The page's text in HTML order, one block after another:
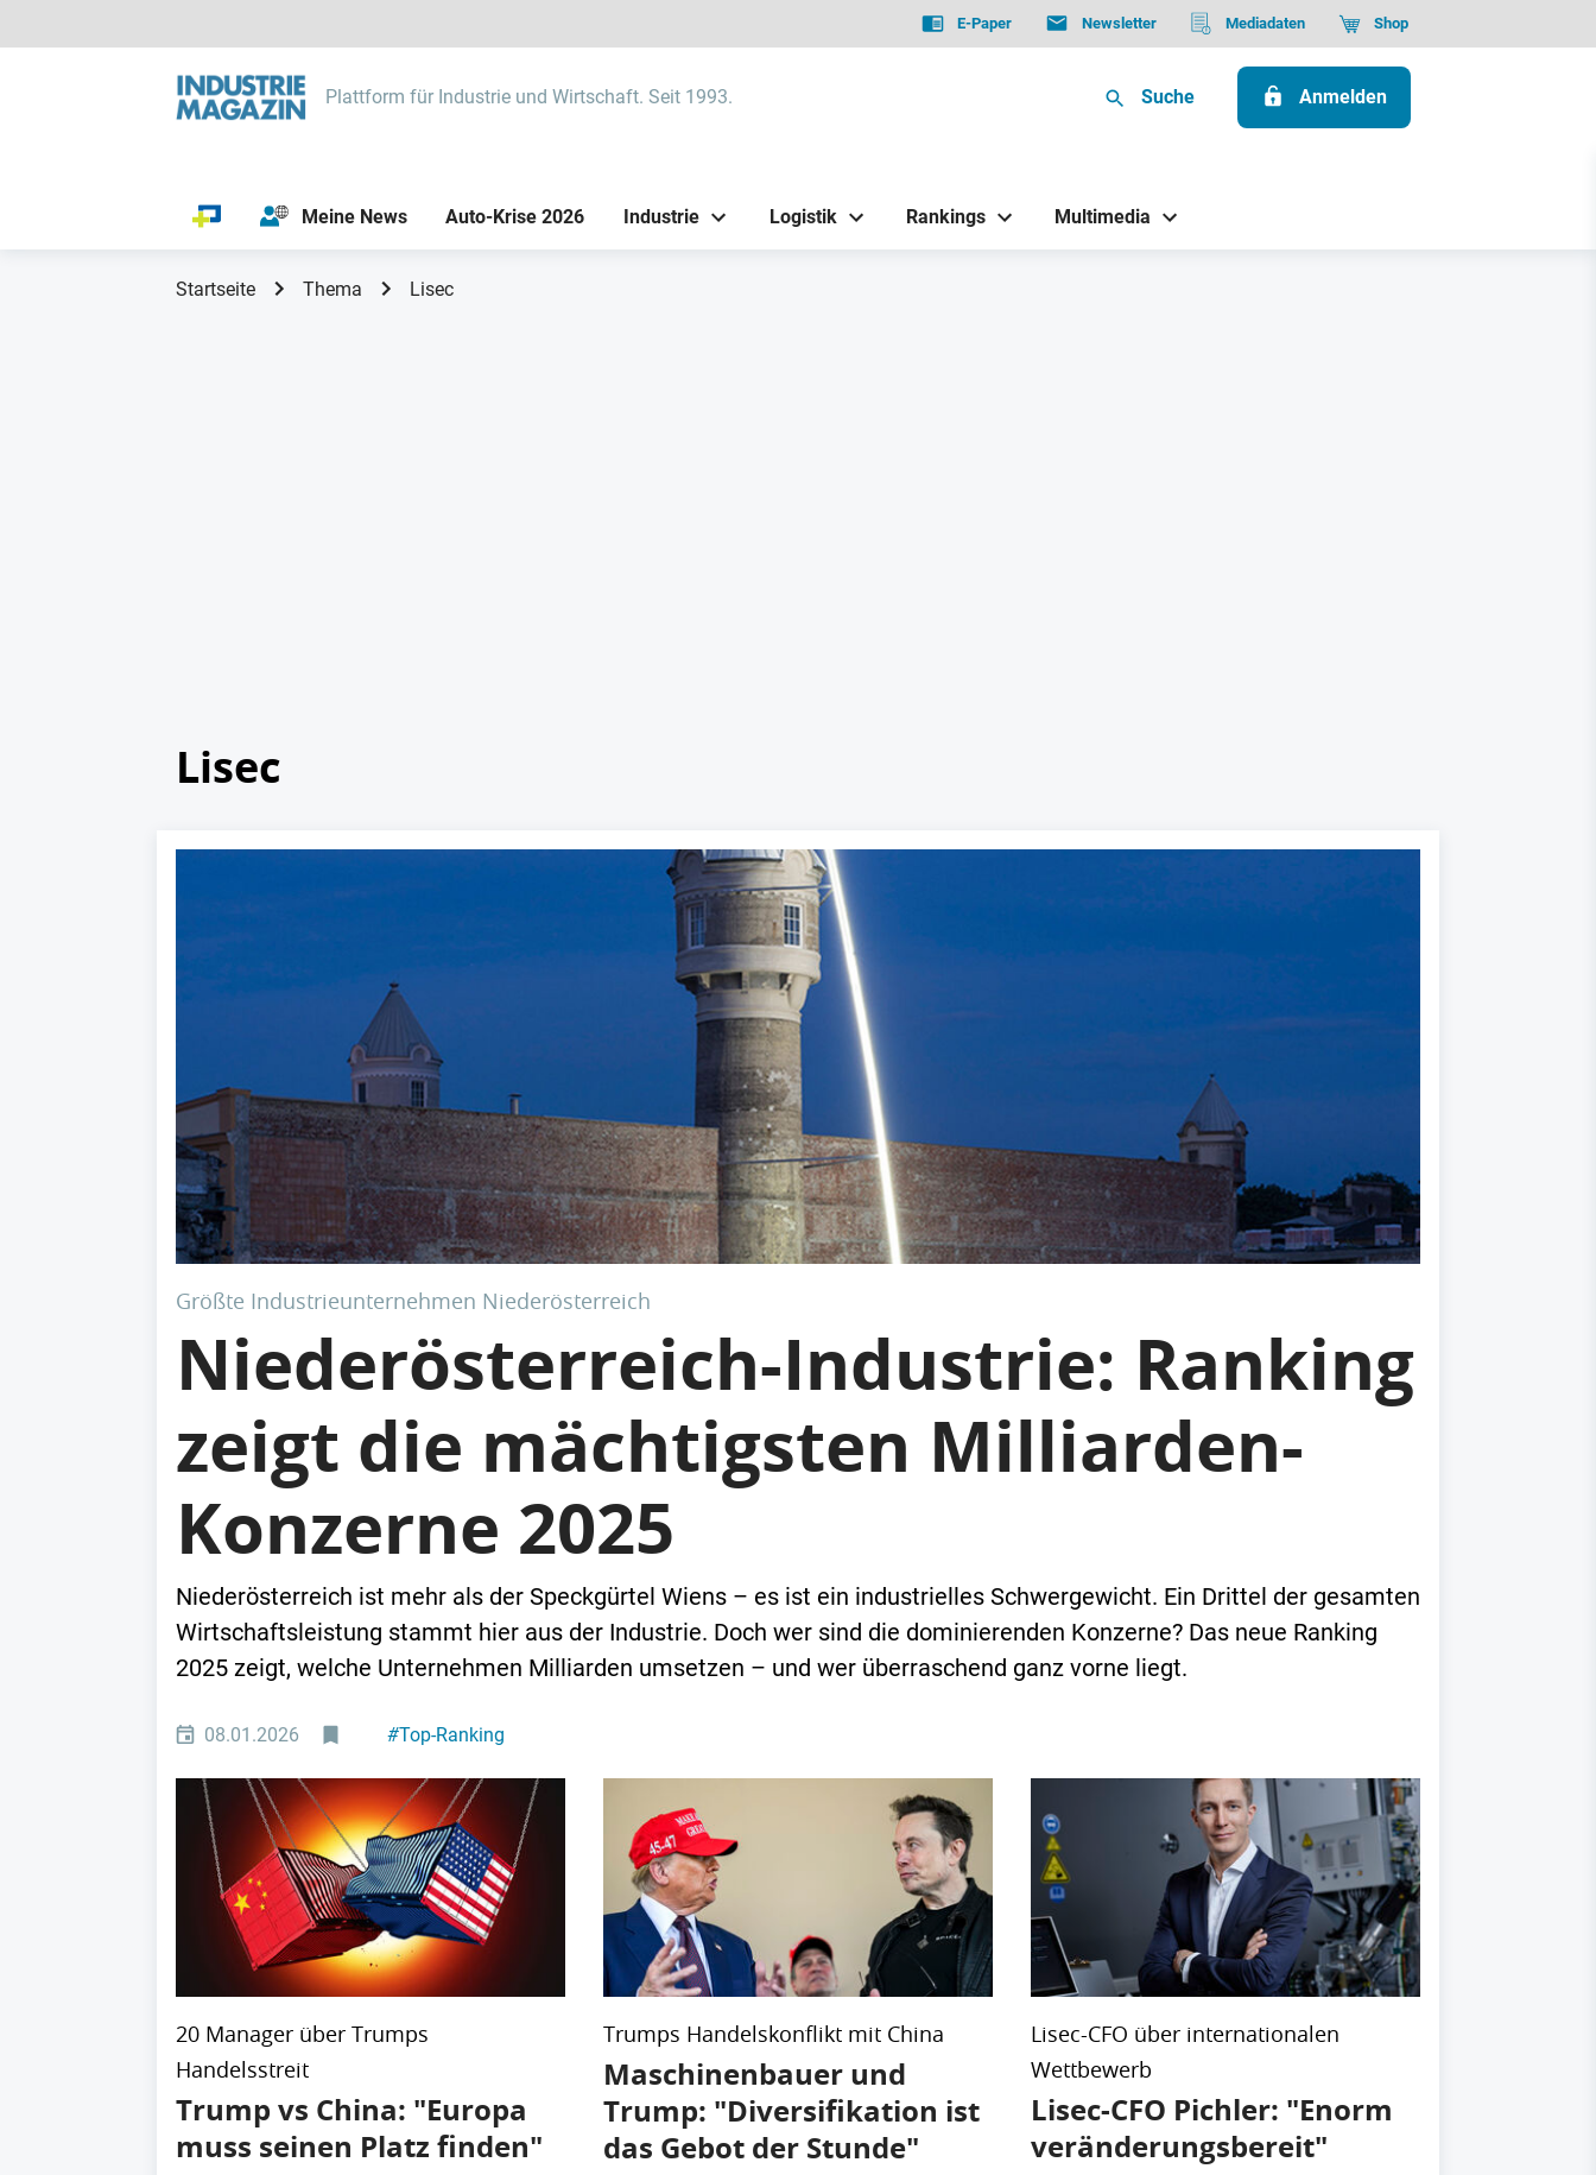
E-Paper Newsletter Mediadaten Shop
Plattform für Industrie und Wirtschaft. Seit 1993. Suche Anmelden
Meine News Auto-Krise 2026 Industrie Logistik Rankings Multimedia
Startseite Thema Lisec
Lisec
Größte Industrieunternehmen Niederösterreich
Niederösterreich-Industrie: Ranking
zeigt die mächtigsten Milliarden-
Konzerne 2025
Niederösterreich ist mehr als der Speckgürtel Wiens – es ist ein industrielles Schwergewicht. Ein Drittel der gesamten
Wirtschaftsleistung stammt hier aus der Industrie. Doch wer sind die dominierenden Konzerne? Das neue Ranking
2025 zeigt, welche Unternehmen Milliarden umsetzen – und wer überraschend ganz vorne liegt.
08.01.2026 #Top-Ranking
20 Manager über Trumps
Handelsstreit
Trump vs China: "Europa
muss seinen Platz finden"
Trumps Handelskonflikt mit China
Maschinenbauer und
Trump: "Diversifikation ist
das Gebot der Stunde"
Lisec-CFO über internationalen
Wettbewerb
Lisec-CFO Pichler: "Enorm
veränderungsbereit"